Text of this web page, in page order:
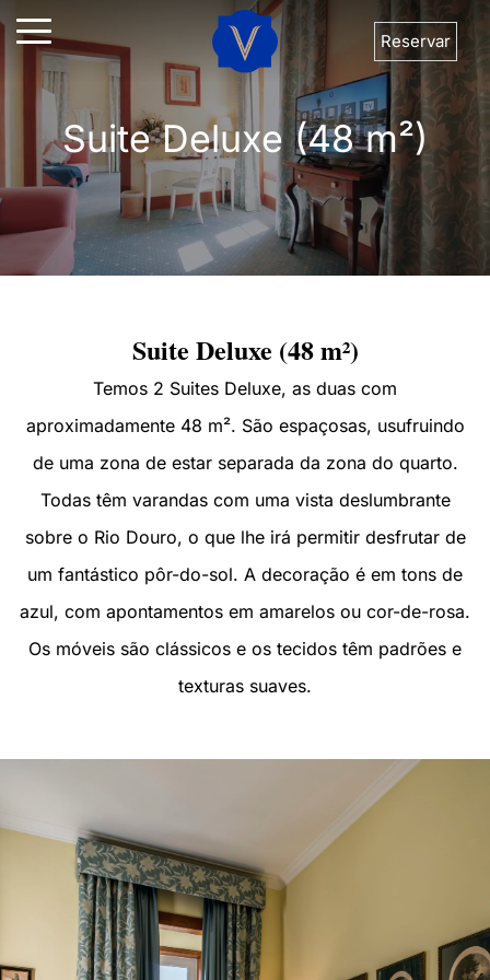
Reservar
Suite Deluxe (48 m²)
Suite Deluxe (48 m²)
Temos 2 Suites Deluxe, as duas com
aproximadamente 48 m². São espaçosas, usufruindo
de uma zona de estar separada da zona do quarto.
Todas têm varandas com uma vista deslumbrante
sobre o Rio Douro, o que lhe irá permitir desfrutar de
um fantástico pôr-do-sol. A decoração é em tons de
azul, com apontamentos em amarelos ou cor-de-rosa.
Os móveis são clássicos e os tecidos têm padrões e
texturas suaves.